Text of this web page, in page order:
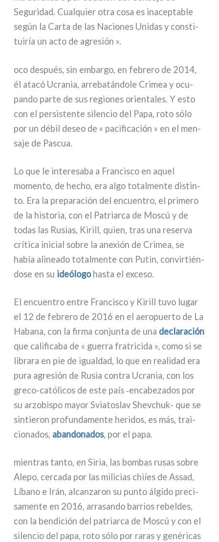
Seguridad. Cualquier otra cosa es ina­cep­ta­ble
según la Carta de las Naciones Unidas y con­sti­
tui­ría un acto de agre­sión ».
oco después, sin embar­go, en febre­ro de 2014,
él ata­có Ucrania, arre­ba­tán­do­le Crimea y ocu­
pan­do par­te de sus regio­nes orien­ta­les. Y esto
con el per­si­sten­te silen­cio del Papa, roto sólo
por un débil deseo de « paci­fi­ca­ción » en el men­
sa­je de Pascua.
Lo que le inte­re­sa­ba a Francisco en aquel
momen­to, de hecho, era algo total­men­te distin­
to. Era la pre­pa­ra­ción del encuen­tro, el pri­me­ro
de la histo­ria, con el Patriarca de Moscú y de
todas las Rusias, Kirill, quien, tras una reser­va
crí­ti­ca ini­cial sobre la ane­xión de Crimea, se
había ali­nea­do total­men­te con Putin, con­vir­tién­
do­se en su ideó­lo­gohasta el exce­so.
El encuen­tro entre Francisco y Kirill tuvo lugar
el 12 de febre­ro de 2016 en el aero­puer­to de La
Habana, con la fir­ma con­jun­ta de una decla­ra­ción
que cali­fi­ca­ba de « guer­ra fra­tri­ci­da », como si se
libra­ra en pie de igual­dad, lo que en rea­li­dad era
pura agre­sión de Rusia con­tra Ucrania, con los
greco-católicos de este país ‑enca­be­za­dos por
su arzo­bi­spo mayor Sviatoslav Shevchuk- que se
sin­tie­ron pro­fun­da­men­te heri­dos, es más, trai­
cio­na­dos, aban­do­na­dos, por el papa.
mien­tras tan­to, en Siria, las bom­bas rusas sobre
Alepo, cer­ca­da por las mili­cias chiíes de Assad,
Líbano e Irán, alcan­za­ron su pun­to álgi­do pre­ci­
sa­men­te en 2016, arra­san­do bar­rios rebel­des,
con la ben­di­ción del patriar­ca de Moscú y con el
silen­cio del papa, roto sólo por raras y gené­ri­cas